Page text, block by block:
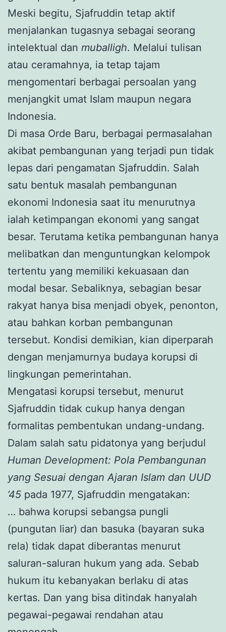
Meski begitu, Sjafruddin tetap aktif
menjalankan tugasnya sebagai seorang
intelektual dan muballigh. Melalui tulisan
atau ceramahnya, ia tetap tajam
mengomentari berbagai persoalan yang
menjangkit umat Islam maupun negara
Indonesia.
Di masa Orde Baru, berbagai permasalahan
akibat pembangunan yang terjadi pun tidak
lepas dari pengamatan Sjafruddin. Salah
satu bentuk masalah pembangunan
ekonomi Indonesia saat itu menurutnya
ialah ketimpangan ekonomi yang sangat
besar. Terutama ketika pembangunan hanya
melibatkan dan menguntungkan kelompok
tertentu yang memiliki kekuasaan dan
modal besar. Sebaliknya, sebagian besar
rakyat hanya bisa menjadi obyek, penonton,
atau bahkan korban pembangunan
tersebut. Kondisi demikian, kian diperparah
dengan menjamurnya budaya korupsi di
lingkungan pemerintahan.
Mengatasi korupsi tersebut, menurut
Sjafruddin tidak cukup hanya dengan
formalitas pembentukan undang-undang.
Dalam salah satu pidatonya yang berjudul
Human Development: Pola Pembangunan
yang Sesuai dengan Ajaran Islam dan UUD
’45 pada 1977, Sjafruddin mengatakan:
… bahwa korupsi sebangsa pungli
(pungutan liar) dan basuka (bayaran suka
rela) tidak dapat diberantas menurut
saluran-saluran hukum yang ada. Sebab
hukum itu kebanyakan berlaku di atas
kertas. Dan yang bisa ditindak hanyalah
pegawai-pegawai rendahan atau